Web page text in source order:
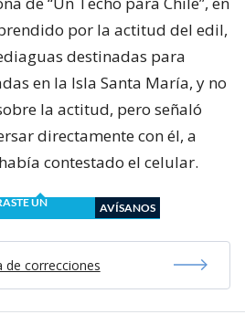
por la actitud del edil,
destinadas para
en la Isla Santa María, y no
la actitud, pero señaló
directamente con él, a
contestado el celular.
UN
AVÍSANOS
de correcciones